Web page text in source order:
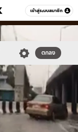
เข้าสู่ระบบสมาชิก
หมวดอื่นๆ
ตกลง